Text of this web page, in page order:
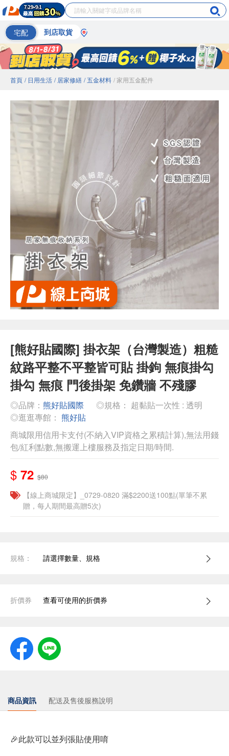
宅配 到店取貨
首頁 / 日用生活 / 居家修繕 / 五金材料 / 家用五金配件
[熊好貼國際] 掛衣架（台灣製造）粗糙
紋路平整不平整皆可貼 掛鉤 無痕掛勾
掛勾 無痕 門後掛架 免鑽牆 不殘膠
◎品牌： 熊好貼國際
◎規格： 超黏貼一次性 : 透明
◎逛逛專館： 熊好貼
商城限用信用卡支付(不納入VIP資格之累積計算),無法用錢
包/紅利點數,無搬運上樓服務及指定日期/時間.
$ 72 $80
【線上商城限定】_0729-0820 滿$2200送100點(單筆不累
贈，每人期間最高贈5次)
規格： 請選擇數量、規格
折價券 查看可使用的折價券
商品資訊 配送及售後服務說明
🎉此款可以並列張貼使用唷